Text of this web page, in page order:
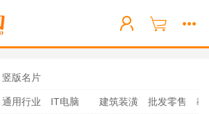
竖版名片
通用行业 IT电脑 建筑装潢 批发零售 教